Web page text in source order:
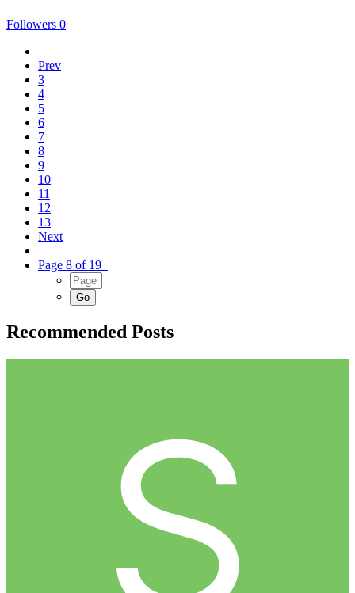
Followers 0
Prev
3
4
5
6
7
8
9
10
11
12
13
Next
Page 8 of 19
Recommended Posts